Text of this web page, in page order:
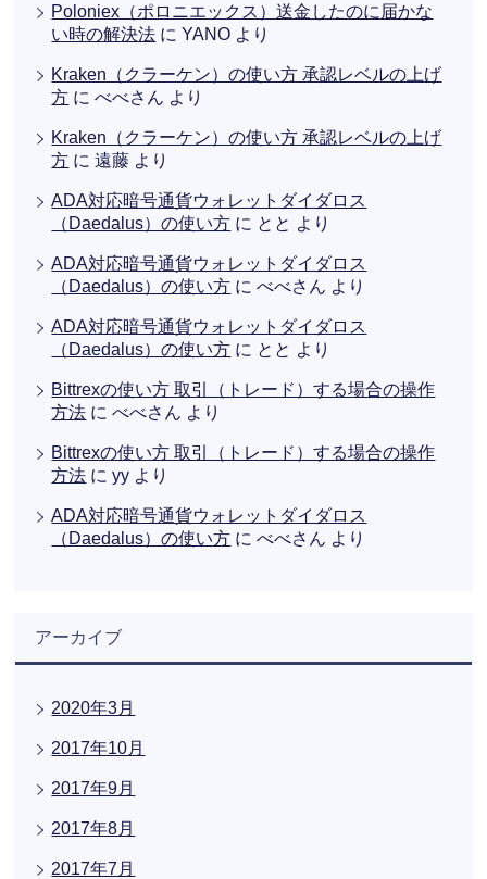
Poloniex（ポロニエックス）送金したのに届かな
い時の解決法 にYANO より
Kraken（クラーケン）の使い方 承認レベルの上げ
方 にべべさん より
Kraken（クラーケン）の使い方 承認レベルの上げ
方 に遠藤 より
ADA対応暗号通貨ウォレットダイダロス
（Daedalus）の使い方 に とと より
ADA対応暗号通貨ウォレットダイダロス
（Daedalus）の使い方 にべべさん より
ADA対応暗号通貨ウォレットダイダロス
（Daedalus）の使い方 に とと より
Bittrexの使い方 取引（トレード）する場合の操作
方法 にべべさん より
Bittrexの使い方 取引（トレード）する場合の操作
方法 にyy より
ADA対応暗号通貨ウォレットダイダロス
（Daedalus）の使い方 にべべさん より
アーカイブ
2020年3月
2017年10月
2017年9月
2017年8月
2017年7月